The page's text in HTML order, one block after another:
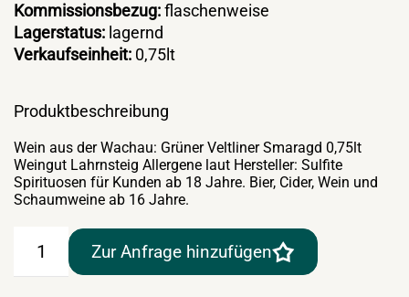
Kommissionsbezug:flaschenweise
Lagerstatus: lagernd
Verkaufseinheit: 0,75lt
Produktbeschreibung
Wein aus der Wachau: Grüner Veltliner Smaragd 0,75lt
Weingut Lahrnsteig Allergene laut Hersteller: Sulfite
Spirituosen für Kunden ab 18 Jahre. Bier, Cider, Wein und
Schaumweine ab 16 Jahre.
Veltliner
Smaragd
Zur Anfrage hinzufügen